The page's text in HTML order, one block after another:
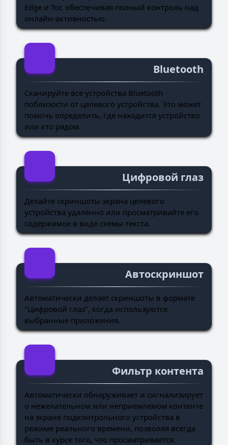
Edge и Tor, обеспечивая полный контроль над
онлайн-активностью.
Bluetooth
Сканируйте все устройства Bluetooth
поблизости от целевого устройства. Это может
помочь определить, где находится устройство
или кто рядом.
Цифровой глаз
Делайте скриншоты экрана целевого
устройства удалённо или просматривайте его
содержимое в виде схемы текста.
Автоскриншот
Автоматически делает скриншоты в формате
"Цифровой глаз", когда используются
выбранные приложения.
Фильтр контента
Автоматически обнаруживает и сигнализирует
о нежелательном или неприемлемом контенте
на экране подконтрольного устройства в
режиме реального времени, позволяя всегда
быть в курсе того, что просматривается.